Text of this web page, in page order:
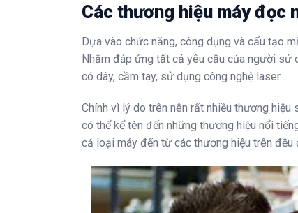
Các thương hiệu máy đọc
Dựa vào chức năng, công dụng và cấu tạo
Nhằm đáp ứng tất cả yêu cầu của người sử
có dây, cầm tay, sử dụng công nghệ laser…
Chính vì lý do trên nên rất nhiều thương
có thể kể tên đến những thương hiệu nổi
cả loại máy đến từ các thương hiệu trên đều